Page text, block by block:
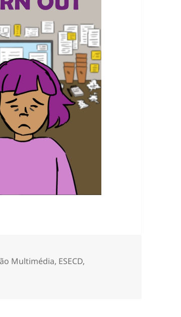
Multimédia, ESECD,